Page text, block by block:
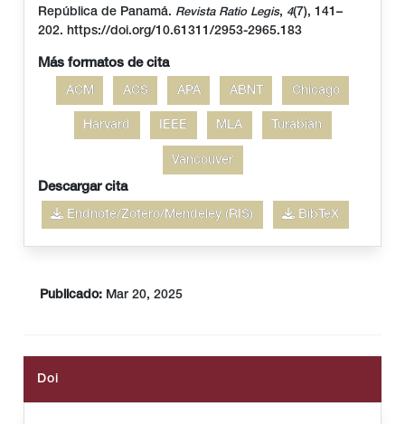
República de Panamá. Revista Ratio Legis, 4(7), 141–
202. https://doi.org/10.61311/2953-2965.183
Más formatos de cita
ACM ACS APA ABNT Chicago
Harvard IEEE MLA Turabian
Vancouver
Descargar cita
Endnote/Zotero/Mendeley (RIS) BibTeX
Publicado:Mar 20, 2025
Doi